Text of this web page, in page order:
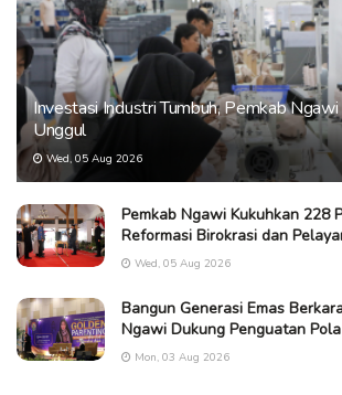
Investasi Industri Tumbuh, Pemkab
Unggul
Wed, 05 Aug 2026
Pemkab Ngawi Kukuhkan 228
Reformasi Birokrasi dan
Wed, 05 Aug 2026
Bangun Generasi Emas
Ngawi Dukung Penguatan
Mon, 03 Aug 2026